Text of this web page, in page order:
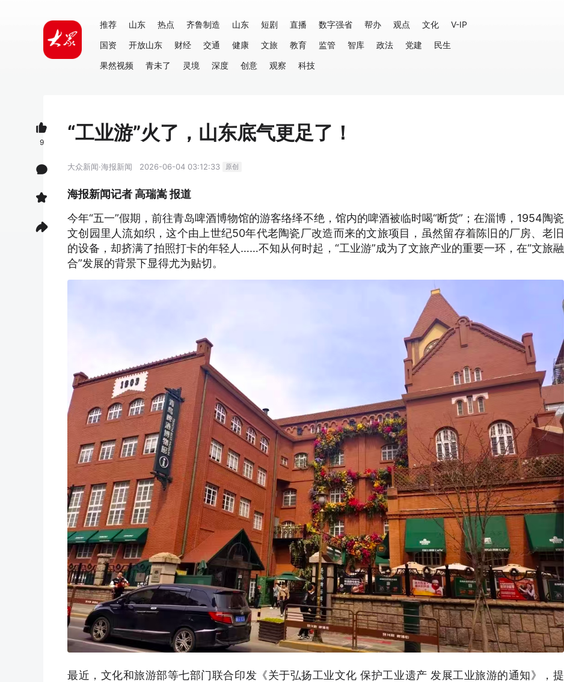
推荐 山东 热点 齐鲁制造 山东 短剧 直播 数字强省 帮办 观点 文化
V-IP
国资
开放山东 财经 交通 健康 文旅 教育 监管 智库 政法 党建
民生
果然视频
青未了 灵境 深度 创意 观察 科技
“工业游”火了，山东底气更足了！
大众新闻·海报新闻 2026-06-04 03:12:33 原创
海报新闻记者 高瑞嵩 报道
今年“五一”假期，前往青岛啤酒博物馆的游客络绎不绝，馆内的啤酒被临时喝“断货”；在淄博，1954陶瓷
文创园里人流如织，这个由上世纪50年代老陶瓷厂改造而来的文旅项目，虽然留存着陈旧的厂房、老旧
的设备，却挤满了拍照打卡的年轻人……不知从何时起，“工业游”成为了文旅产业的重要一环，在“文旅融
合”发展的背景下显得尤为贴切。
最近，文化和旅游部等七部门联合印发《关于弘扬工业文化 保护工业遗产 发展工业旅游的通知》，提
9